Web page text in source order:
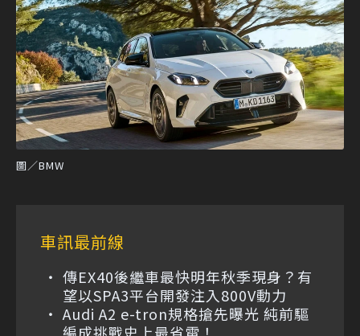
圖／BMW
車訊最前線
傳EX40後繼車最快明年秋季現身？有
望以SPA3平台開發注入800V動力
Audi A2 e-tron規格搶先曝光 純前驅
編成挑戰史上最省電！